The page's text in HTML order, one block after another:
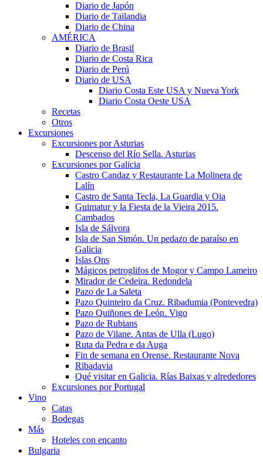
Diario de Japón
Diario de Tailandia
Diario de China
AMÉRICA
Diario de Brasil
Diario de Costa Rica
Diario de Perú
Diario de USA
Diario Costa Este USA y Nueva York
Diario Costa Oeste USA
Recetas
Otros
Excursiones
Excursiones por Asturias
Descenso del Río Sella. Asturias
Excursiones por Galicia
Castro Candaz y Restaurante La Molinera de
Lalín
Castro de Santa Tecla, La Guardia y Oia
Guimatur y la Fiesta de la Vieira 2015.
Cambados
Isla de Sálvora
Isla de San Simón. Un pedazo de paraíso en
Galicia
Islas Ons
Mágicos petroglifos de Mogor y Campo Lameiro
Mirador de Cedeira. Redondela
Pazo de La Saleta
Pazo Quinteiro da Cruz. Ribadumia (Pontevedra)
Pazo Quiñones de León. Vigo
Pazo de Rubians
Pazo de Vilane. Antas de Ulla (Lugo)
Ruta da Pedra e da Auga
Fin de semana en Orense. Restaurante Nova
Ribadavia
Qué visitar en Galicia. Rías Baixas y alrededores
Excursiones por Portugal
Vino
Catas
Bodegas
Más
Hoteles con encanto
Bulgaria